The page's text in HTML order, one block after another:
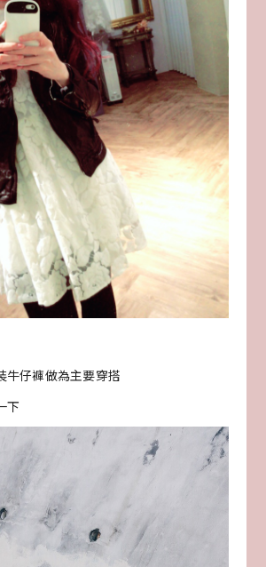
牛仔褲做為主要穿搭
下